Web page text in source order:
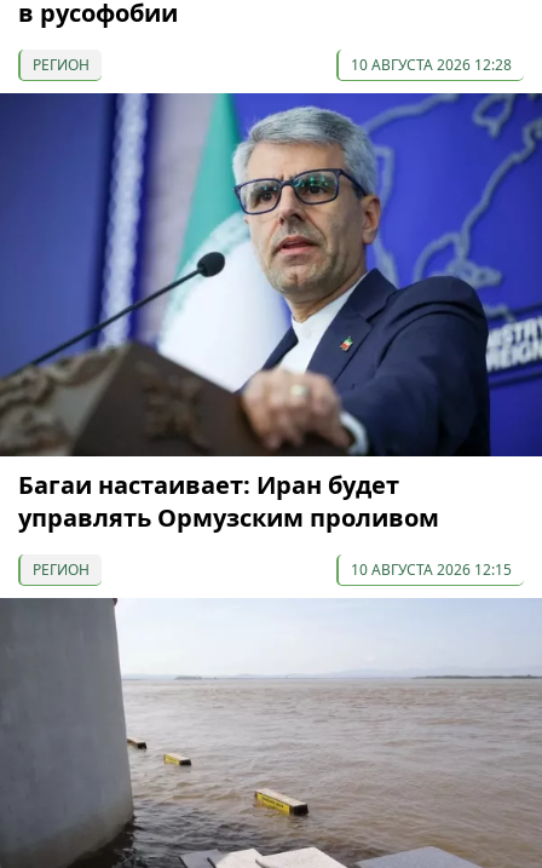
в русофобии
РЕГИОН 10 АВГУСТА 2026 12:28
Багаи настаивает: Иран будет
управлять Ормузским проливом
РЕГИОН 10 АВГУСТА 2026 12:15